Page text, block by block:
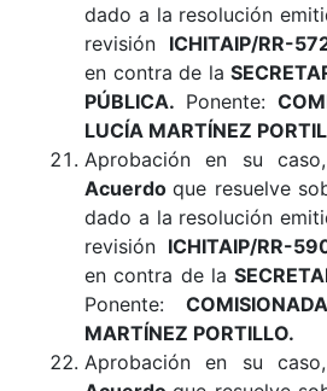
dado a la resolución
revisión ICHITAIP/RR-
en contra de la
PÚBLICA. Ponente:
LUCÍA MARTÍNEZ
Aprobación en su
Acuerdoque resuelve
dado a la resolución
revisión ICHITAIP/RR-
en contra de la
Ponente:
MARTÍNEZ PORTILLO.
Aprobación en su